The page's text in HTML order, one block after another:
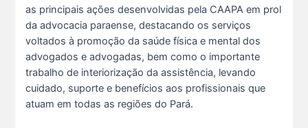
as principais ações desenvolvidas pela CAAPA em prol
da advocacia paraense, destacando os serviços
voltados à promoção da saúde física e mental dos
advogados e advogadas, bem como o importante
trabalho de interiorização da assistência, levando
cuidado, suporte e benefícios aos profissionais que
atuam em todas as regiões do Pará.
O domingo perfeito tem endereço certo: Clube da A s...
12 De Julho De 2026